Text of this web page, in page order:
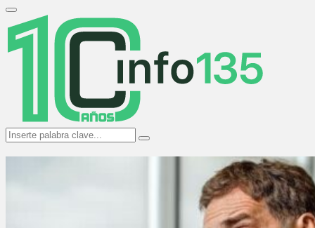
Primary
Menu
Search
for:
Search